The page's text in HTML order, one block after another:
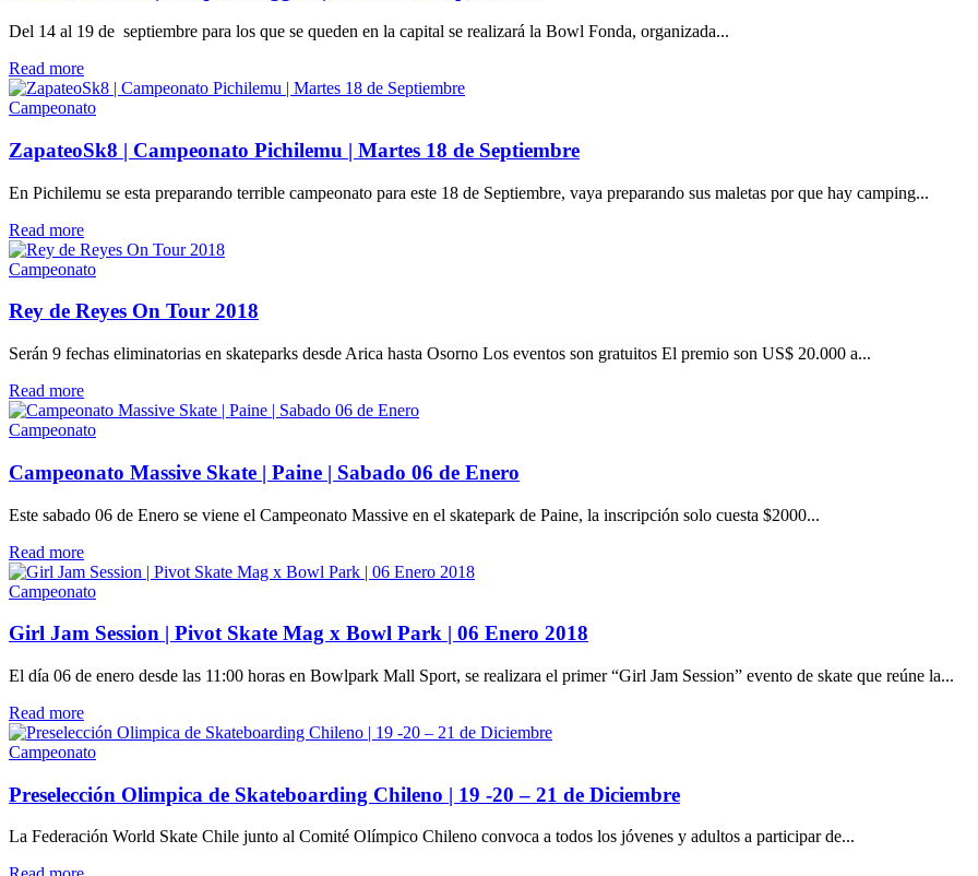
Del 14 al 19 de septiembre para los que se queden en la capital se realizará la Bowl Fonda, organizada...
Read moreDetails
Campeonato
ZapateoSk8 | Campeonato Pichilemu | Martes 18 de Septiembre
En Pichilemu se esta preparando terrible campeonato para este 18 de Septiembre, vaya preparando sus maletas por que hay camping...
Read moreDetails
Campeonato
Rey de Reyes On Tour 2018
Serán 9 fechas eliminatorias en skateparks desde Arica hasta Osorno Los eventos son gratuitos El premio son US$ 20.000 a...
Read moreDetails
Campeonato
Campeonato Massive Skate | Paine | Sabado 06 de Enero
Este sabado 06 de Enero se viene el Campeonato Massive en el skatepark de Paine, la inscripción solo cuesta $2000...
Read moreDetails
Campeonato
Girl Jam Session | Pivot Skate Mag x Bowl Park | 06 Enero 2018
El día 06 de enero desde las 11:00 horas en Bowlpark Mall Sport, se realizara el primer “Girl Jam Session” evento de skate que reúne la...
Read moreDetails
Campeonato
Preselección Olimpica de Skateboarding Chileno | 19 -20 – 21 de Diciembre
La Federación World Skate Chile junto al Comité Olímpico Chileno convoca a todos los jóvenes y adultos a participar de...